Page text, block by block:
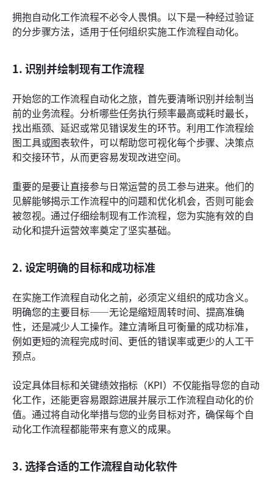
拥抱自动化工作流程不必令人畏惧。以下是一种经过验证
的分步骤方法，适用于任何组织实施工作流程自动化。
1. 识别并绘制现有工作流程
开始您的工作流程自动化之旅，首先要清晰识别并绘制当
前的业务流程。分析哪些任务执行频率最高或耗时最长，
找出瓶颈、延迟或常见错误发生的环节。利用工作流程绘
图工具或图表软件，可以帮助您可视化每个步骤、决策点
和交接环节，从而更容易发现改进空间。
重要的是要让直接参与日常运营的员工参与进来。他们的
见解能够揭示工作流程中的问题和优化机会，否则可能会
被忽视。通过仔细绘制现有工作流程，您为实施有效的自
动化和提升运营效率奠定了坚实基础。
2. 设定明确的目标和成功标准
在实施工作流程自动化之前，必须定义组织的成功含义。
明确您的主要目标——无论是缩短周转时间、提高准确
性，还是减少人工操作。建立清晰且可衡量的成功标准，
例如更短的流程完成时间、更低的错误率或更少的人工干
预点。
设定具体目标和关键绩效指标（KPI）不仅能指导您的自动
化工作，还能更容易跟踪进展并展示工作流程自动化的价
值。通过将自动化举措与您的业务目标对齐，确保每个自
动化工作流程都能带来有意义的成果。
3. 选择合适的工作流程自动化软件